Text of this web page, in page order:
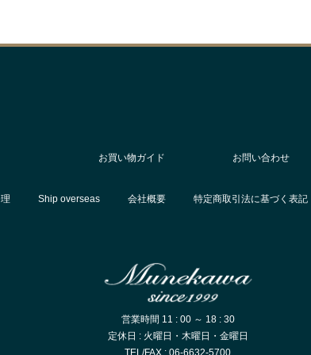
お買い物ガイド お問い合わせ
Ship overseas 会社概要 特定商取引法に基づく表記
営業時間 11 : 00 ～ 18 : 30
定休日 : 火曜日・木曜日・金曜日
TEL/FAX : 06-6632-5700